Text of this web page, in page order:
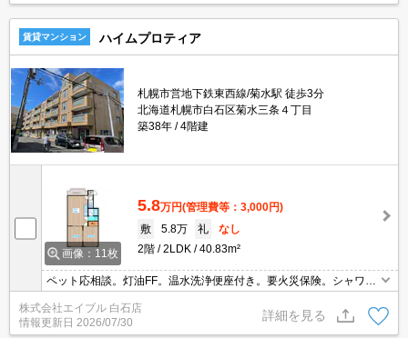
賃貸マンション ハイムプロティア
札幌市営地下鉄東西線/菊水駅 徒歩3分
北海道札幌市白石区菊水三条４丁目
築38年
4階建
画像：11枚
5.8万円(管理費等：3,000円)
敷
5.8万 礼
なし
2階
2LDK 40.83m²
ペット応相談。灯油FF。温水洗浄便座付き。要火災保険。シャワー
付独立洗面台。駐輪場有。仲介手数料家賃の0.55ヵ月分。最寄り駅
まで徒歩3分！。初期費用クレジット払い可能。ペット可(要礼金1ヵ
月)。
株式会社エイブル 白石店
情報更新日 2026/07/30
詳細を見る